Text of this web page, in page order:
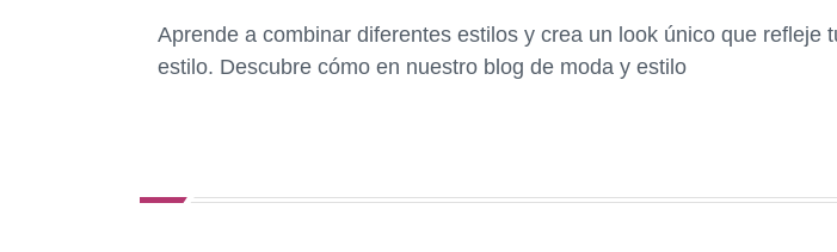
Aprende a combinar diferentes estilos y crea un look único que refleje
estilo. Descubre cómo en nuestro blog de moda y estilo